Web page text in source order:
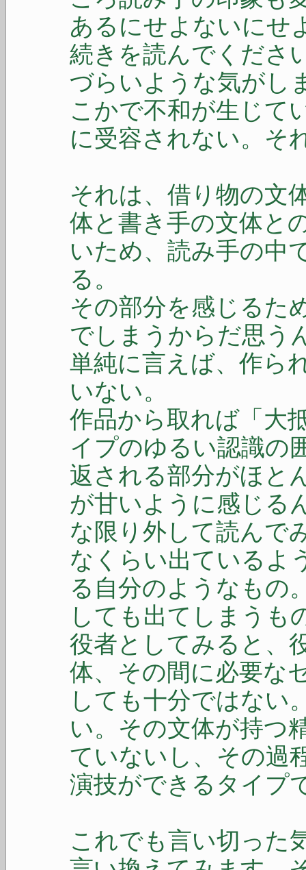
あるにせよないにせ
続きを読んでくださ
づらいような気がし
こかで不和が生じて
に受容されない。そ
それは、借り物の文
体と書き手の文体と
いため、読み手の中
る。
その部分を感じるた
でしまうからだ思う
単純に言えば、作ら
いない。
作品から取れば「大
イプのゆるい認識の
返される部分がほと
が甘いように感じる
な限り外して読んで
なくらい出ているよ
る自分のようなもの
しても出てしまうも
役者としてみると、
体、その間に必要な
しても十分ではない
い。その文体が持つ
ていないし、その過
演技ができるタイプ
これでも言い切った